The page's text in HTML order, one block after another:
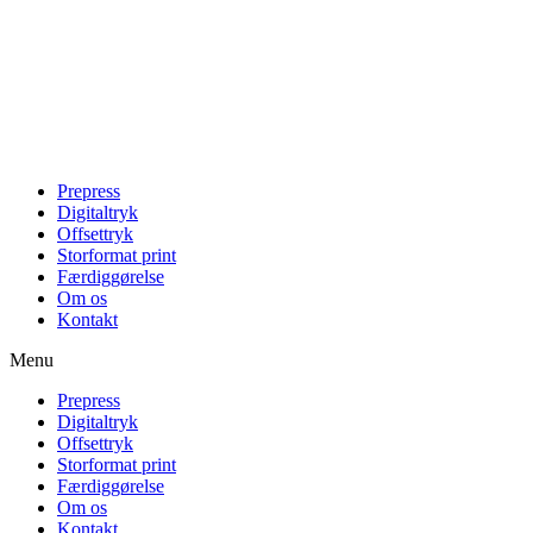
Prepress
Digitaltryk
Offsettryk
Storformat print
Færdiggørelse
Om os
Kontakt
Menu
Prepress
Digitaltryk
Offsettryk
Storformat print
Færdiggørelse
Om os
Kontakt